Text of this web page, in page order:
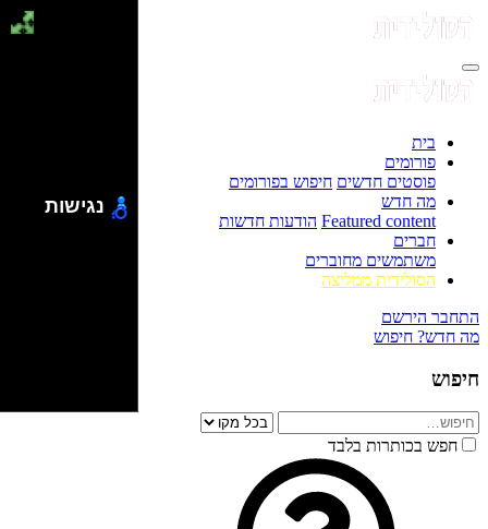
בית
פורומים
פוסטים חדשים חיפוש בפורומים
מה חדש
Featured content הודעות חדשות
חברים
משתמשים מחוברים
הסולידית ממליצה
התחבר הירשם
מה חדש? חיפוש
חיפוש
חפש בכותרות בלבד
נגישות